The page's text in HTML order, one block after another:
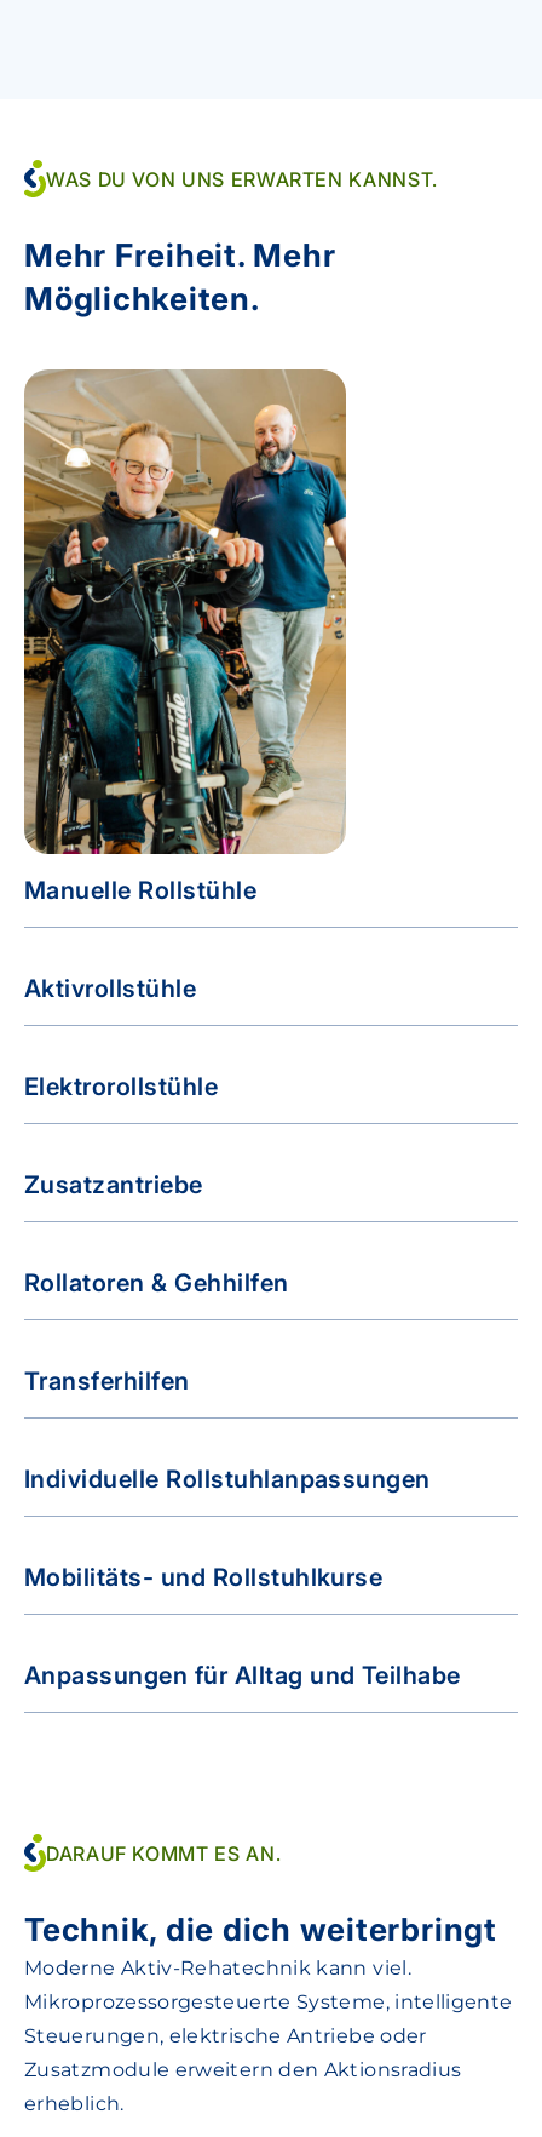
WAS DU VON UNS ERWARTEN KANNST.
Mehr Freiheit. Mehr
Möglichkeiten.
Manuelle Rollstühle
Aktivrollstühle
Elektrorollstühle
Zusatzantriebe
Rollatoren & Gehhilfen
Transferhilfen
Individuelle Rollstuhlanpassungen
Mobilitäts- und Rollstuhlkurse
Anpassungen für Alltag und Teilhabe
DARAUF KOMMT ES AN.
Technik, die dich weiterbringt
Moderne Aktiv-Rehatechnik kann viel.
Mikroprozessorgesteuerte Systeme, intelligente
Steuerungen, elektrische Antriebe oder
Zusatzmodule erweitern den Aktionsradius
erheblich.